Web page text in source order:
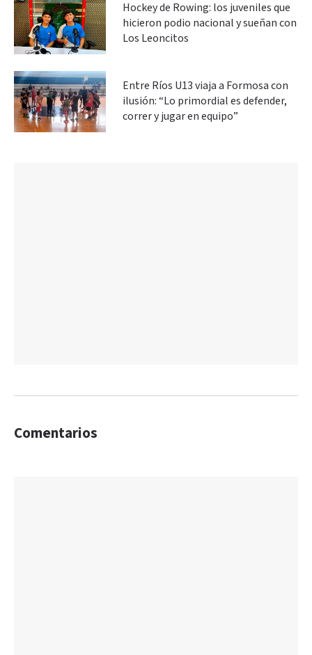
Hockey de Rowing: los juveniles que
hicieron podio nacional y sueñan con
Los Leoncitos
Entre Ríos U13 viaja a Formosa con
ilusión: “Lo primordial es defender,
correr y jugar en equipo”
Comentarios